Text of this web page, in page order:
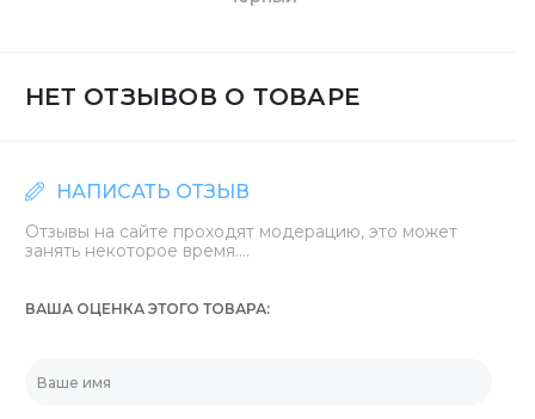
НЕТ ОТЗЫВОВ О ТОВАРЕ
НАПИСАТЬ ОТЗЫВ
Отзывы на сайте проходят модерацию, это может
занять некоторое время....
ВАША ОЦЕНКА ЭТОГО ТОВАРА